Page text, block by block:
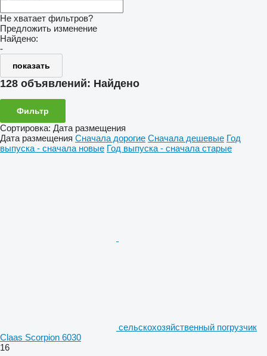
Не хватает фильтров?
Предложить изменение
Найдено:
-
показать
128 объявлений: Найдено
Фильтр
Сортировка: Дата размещения
Дата размещения Сначала дорогие Сначала дешевые Год
выпуска - сначала новые Год выпуска - сначала старые
сельскохозяйственный погрузчик
Claas Scorpion 6030
16